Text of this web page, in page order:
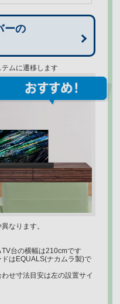
ーの
ムに遷移します
なります。
台の横幅は210cmです
はEQUALS(ナカムラ製)で
せ寸法目安は左の設置サイ